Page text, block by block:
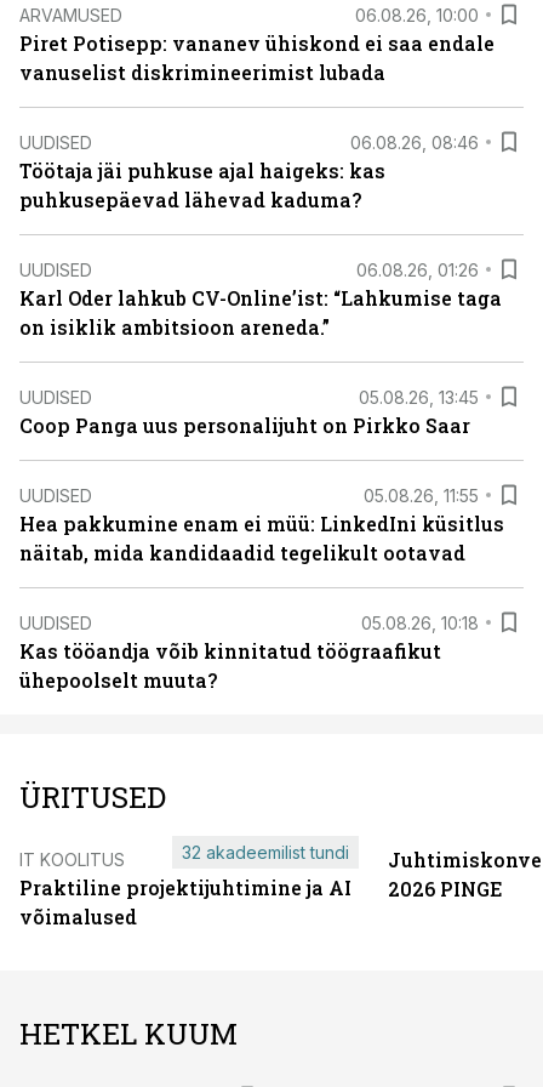
ARVAMUSED 06.08.26, 10:00
Piret Potisepp: vananev ühiskond ei saa endale
vanuselist diskrimineerimist lubada
UUDISED 06.08.26, 08:46
Töötaja jäi puhkuse ajal haigeks: kas
puhkusepäevad lähevad kaduma?
UUDISED 06.08.26, 01:26
Karl Oder lahkub CV-Online’ist: “Lahkumise taga
on isiklik ambitsioon areneda.”
UUDISED 05.08.26, 13:45
Coop Panga uus personalijuht on Pirkko Saar
UUDISED 05.08.26, 11:55
Hea pakkumine enam ei müü: LinkedIni küsitlus
näitab, mida kandidaadid tegelikult ootavad
UUDISED 05.08.26, 10:18
Kas tööandja võib kinnitatud töögraafikut
ühepoolselt muuta?
ÜRITUSED
IT KOOLITUS
Praktiline projektijuhtimine ja AI
võimalused
32 akadeemilist tundi
2026 PINGE
HETKEL KUUM